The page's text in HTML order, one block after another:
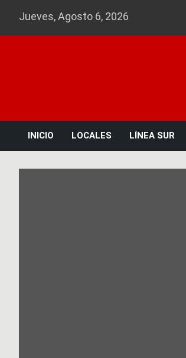
Jueves, Agosto 6, 2026
INICIO LOCALES LÍNEA SUR